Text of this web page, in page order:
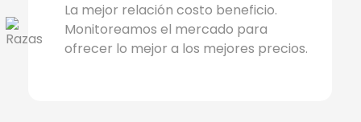
La mejor relación costo beneficio.
Monitoreamos el mercado para
ofrecer lo mejor a los mejores precios.